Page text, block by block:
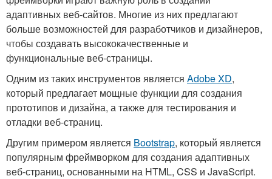
адаптивных веб-сайтов. Многие из них предлагают
больше возможностей для разработчиков и дизайнеров,
чтобы создавать высококачественные и
функциональные веб-страницы.
Одним из таких инструментов является Adobe XD,
который предлагает мощные функции для создания
прототипов и дизайна, а также для тестирования и
отладки веб-страниц.
Другим примером является Bootstrap, который является
популярным фреймворком для создания адаптивных
веб-страниц, основанными на HTML, CSS и JavaScript.